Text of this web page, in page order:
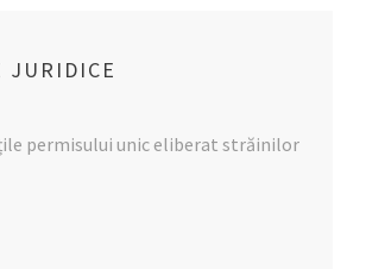
JURIDICE
permisului unic eliberat străinilor